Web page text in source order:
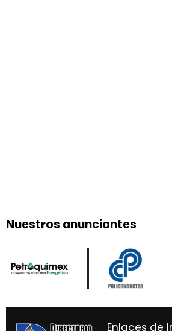
Nuestros anunciantes
Enlaces de